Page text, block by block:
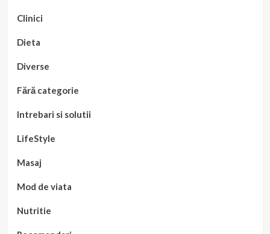
Clinici
Dieta
Diverse
Fără categorie
Intrebari si solutii
LifeStyle
Masaj
Mod de viata
Nutritie